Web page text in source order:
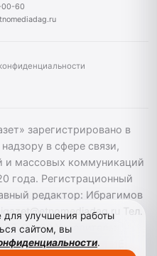
00-60
зарегистрировано в
в сфере связи,
и массовых коммуникаций
года. Регистрационный
редактор: Ибрагимов
Тел.
00-60 Учредитель:
УЧРЕЖДЕНИЕ
улучшения работы
сайтом, вы
.